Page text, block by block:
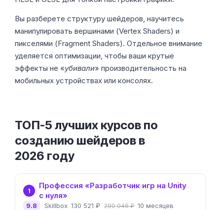
Вы разберете структуру шейдеров, научитесь
манипулировать вершинами (Vertex Shaders) и
пикселями (Fragment Shaders). Отдельное внимание
уделяется оптимизации, чтобы ваши крутые
эффекты не «убивали» производительность на
мобильных устройствах или консолях.
ТОП-5 лучших курсов по
созданию шейдеров в
2026 году
1
Профессия «Разработчик игр на Unity
с нуля»
Skillbox 130 521 ₽ 290 046 ₽ 10 месяцев
9.8